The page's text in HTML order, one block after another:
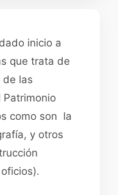
inicio a
que trata de
de las
Patrimonio
como son la
y otros